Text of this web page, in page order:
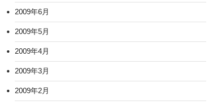
2009年6月
2009年5月
2009年4月
2009年3月
2009年2月